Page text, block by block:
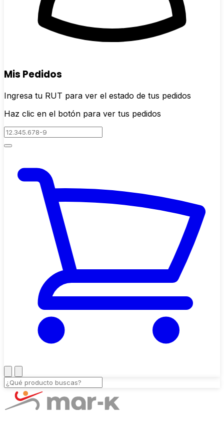
Mis Pedidos
Ingresa tu RUT para ver el estado de tus pedidos
Haz clic en el botón para ver tus pedidos